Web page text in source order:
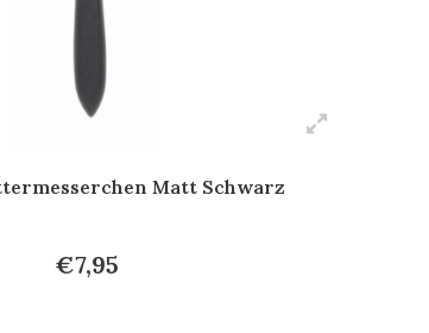
Matt Schwarz
€7,95